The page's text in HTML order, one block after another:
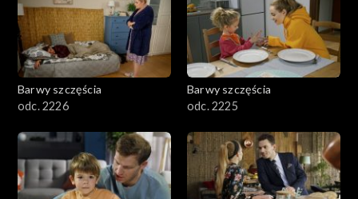
Barwy szczęścia
odc. 2226
Barwy szczęścia
odc. 2225